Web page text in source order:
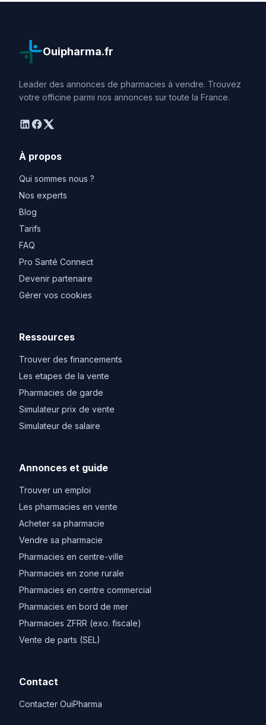
Ouipharma.fr
Leader des annonces de pharmacies à vendre. Trouvez
votre officine parmi nos annonces sur toute la France.
linkedin
facebook
twitter
À propos
Qui sommes nous ?
Nos experts
Blog
Tarifs
FAQ
Pro Santé Connect
Devenir partenaire
Gérer vos cookies
Ressources
Trouver des financements
Les etapes de la vente
Pharmacies de garde
Simulateur prix de vente
Simulateur de salaire
Annonces et guide
Trouver un emploi
Les pharmacies en vente
Acheter sa pharmacie
Vendre sa pharmacie
Pharmacies en centre-ville
Pharmacies en zone rurale
Pharmacies en centre commercial
Pharmacies en bord de mer
Pharmacies ZFRR (exo. fiscale)
Vente de parts (SEL)
Contact
Contacter OuiPharma